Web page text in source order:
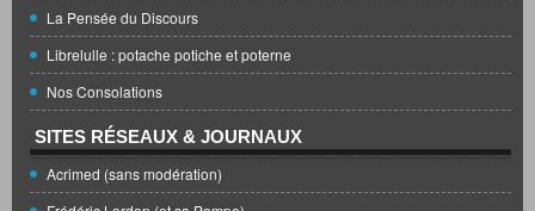
La Pensée du Discours
Librelulle : potache potiche et poterne
Nos Consolations
SITES RÉSEAUX & JOURNAUX
Acrimed (sans modération)